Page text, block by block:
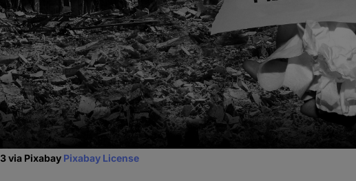
via Pixabay Pixabay License